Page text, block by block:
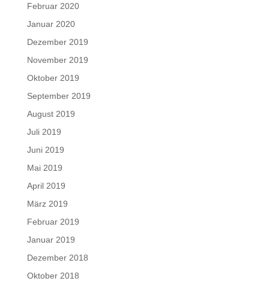
Februar 2020
Januar 2020
Dezember 2019
November 2019
Oktober 2019
September 2019
August 2019
Juli 2019
Juni 2019
Mai 2019
April 2019
März 2019
Februar 2019
Januar 2019
Dezember 2018
Oktober 2018